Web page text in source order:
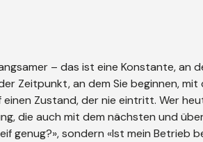
– das ist eine Konstante, an
Zeitpunkt, an dem Sie beginnen,
Zustand, der nie eintritt. Wer
die auch mit dem nächsten und
genug?», sondern «Ist mein